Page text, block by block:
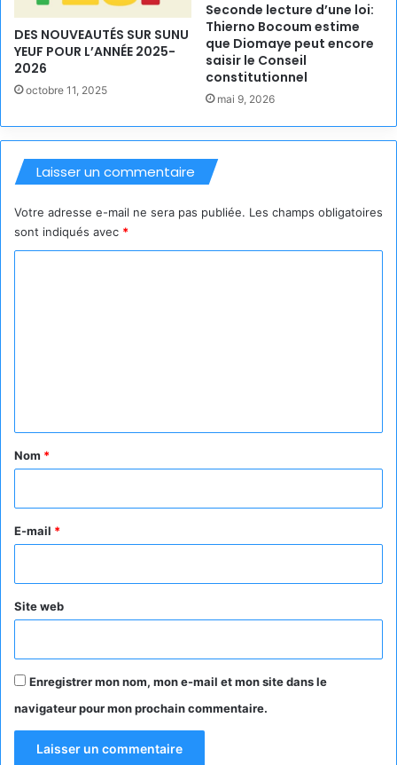
DES NOUVEAUTÉS SUR SUNU
YEUF POUR L’ANNÉE 2025-
2026
octobre 11, 2025
Seconde lecture d’une loi:
Thierno Bocoum estime
que Diomaye peut encore
saisir le Conseil
constitutionnel
mai 9, 2026
Laisser un commentaire
Votre adresse e-mail ne sera pas publiée. Les champs obligatoires
sont indiqués avec *
a
e
Nom *
E-mail *
Site web
Enregistrer mon nom, mon e-mail et mon site dans le
navigateur pour mon prochain commentaire.